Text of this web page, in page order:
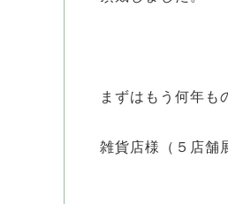
まずはもう何年も
雑貨店様（５店舗